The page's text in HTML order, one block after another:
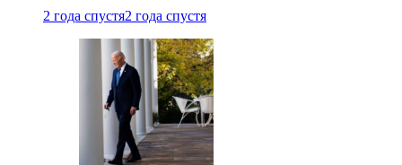
2 года спустя2 года спустя